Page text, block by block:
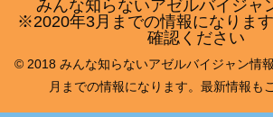
みんな知らないアゼルバイジ
※2020年3月までの情報になりま
確認ください
© 2018 みんな知らないアゼルバイジャン
月までの情報になります。最新情報も